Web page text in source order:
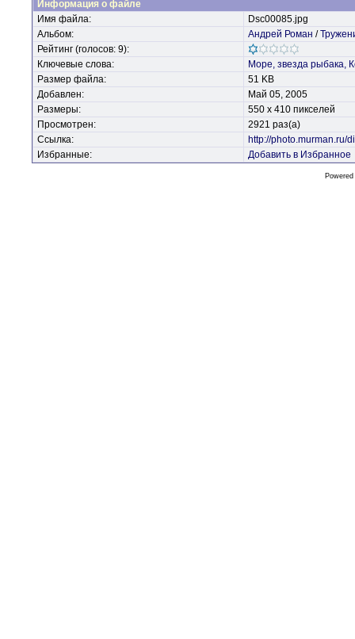
Информация о файле
Имя файла:
Dsc00085.jpg
Альбом:
Андрей Роман /
Рейтинг (голосов: 9):
Ключевые слова:
Море, звезда рыбака,
Размер файла:
51 KB
Добавлен:
Май 05, 2005
Размеры:
550 x 410 пикселей
Просмотрен:
2921 раз(а)
Ссылка:
http://photo.murman.ru/
Избранные:
Добавить в Избранное